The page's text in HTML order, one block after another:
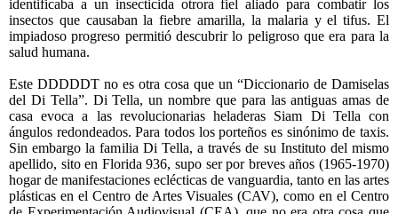
identificaba a un insecticida otrora fiel aliado para combatir los
insectos que causaban la fiebre amarilla, la malaria y el tifus. El
impiadoso progreso permitió descubrir lo peligroso que era para la
salud humana.
Este DDDDDT no es otra cosa que un “Diccionario de Damiselas
del Di Tella”. Di Tella, un nombre que para las antiguas amas de
casa evoca a las revolucionarias heladeras Siam Di Tella con
ángulos redondeados. Para todos los porteños es sinónimo de taxis.
Sin embargo la familia Di Tella, a través de su Instituto del mismo
apellido, sito en Florida 936, supo ser por breves años (1965-1970)
hogar de manifestaciones eclécticas de vanguardia, tanto en las artes
plásticas en el Centro de Artes Visuales (CAV), como en el Centro